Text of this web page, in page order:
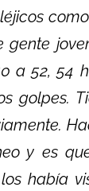
a 52, 54
golpes.
y es
había